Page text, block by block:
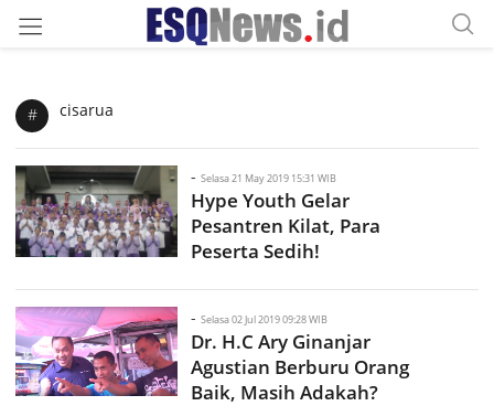
# cisarua
- Selasa 21 May 2019 15:31 WIB
Hype Youth Gelar
Pesantren Kilat, Para
Peserta Sedih!
- Selasa 02 Jul 2019 09:28 WIB
Dr. H.C Ary Ginanjar
Agustian Berburu Orang
Baik, Masih Adakah?